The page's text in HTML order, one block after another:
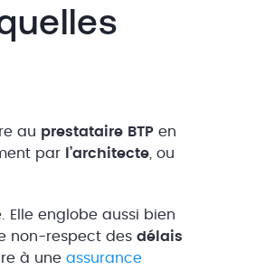
au prestataire BTP en
par
l’architecte , ou
Elle englobe aussi bien
non-respect des délais
à une assurance